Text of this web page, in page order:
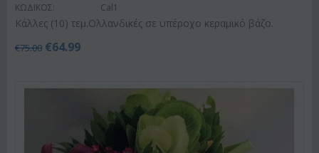
ΚΩΔΙΚΟΣ: Cal1
Κάλλες (10) τεμ.Ολλανδικές σε υπέροχο κεραμικό βάζο.
€75.00 €64.99